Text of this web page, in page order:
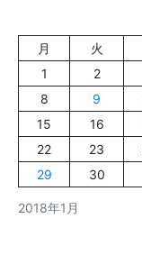
2018年1月
月 火
1
2
8
9
15
16
22
23
29
30